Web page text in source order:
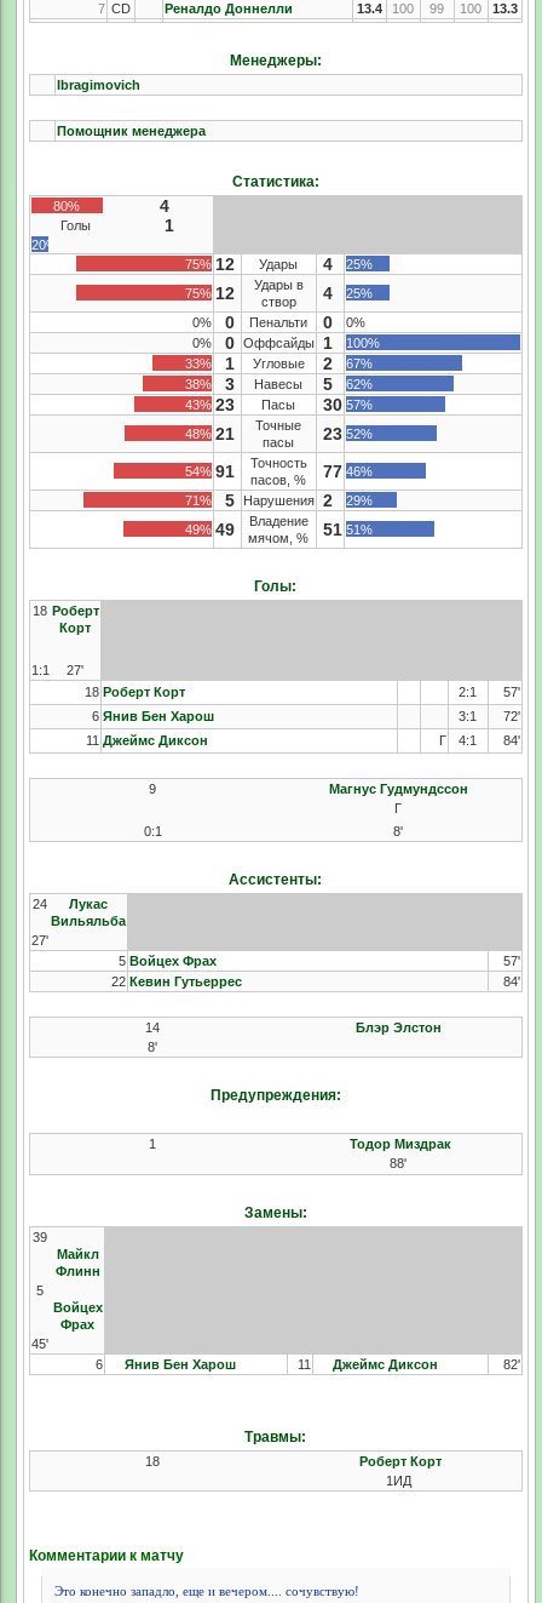
7 CD Реналдо Доннелли 13.4 100 99 100 13.3
Менеджеры:
Ibragimovich
Помощник менеджера
Статистика:
80% 4
Голы 1
20%
75% 12 Удары 4
25%
75% 12
Удары в
створ
4
25%
0%
0 Пенальти 0
0%
0%
0 Оффсайды 1
100%
33%
1 Угловые 2
67%
38%
3 Навесы 5
62%
43% 23 Пасы 30 57%
48% 21
Точные
пасы
23 52%
54% 91
Точность
пасов, %
77 46%
71%
5 Нарушения 2
29%
49% 49
Владение
мячом, %
51 51%
Голы:
18 Роберт
Корт
1:1
27'
18 Роберт Корт 2:1
57'
6 Янив Бен Харош 3:1
72'
11 Джеймс Диксон Г 4:1 84'
9
Магнус Гудмундссон
Г
0:1
8'
Ассистенты:
24
Лукас
Вильяльба
27'
5 Войцех Фрах
57'
22 Кевин Гутьеррес 84'
14
Блэр Элстон
8'
Предупреждения:
1
Тодор Миздрак
88'
Замены:
39
Майкл
Флинн
5
Войцех
Фрах
45'
6
Янив Бен Харош 11 Джеймс Диксон 82'
Травмы:
18
Роберт Корт
1ИД
Комментарии к матчу
Это конечно западло, еще и вечером.... сочувствую!